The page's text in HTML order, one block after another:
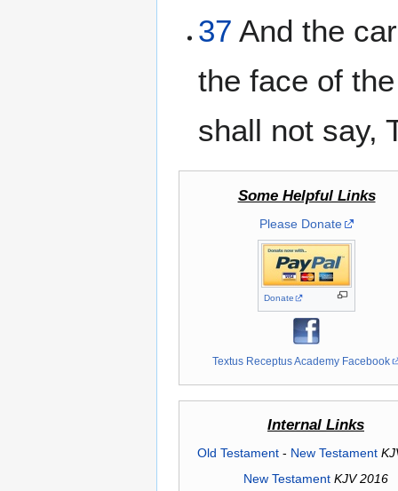
37 And the
the face of
shall not say,
Some Helpful Links
Please Donate
Donate
Textus Receptus Academy Facebook
Internal Links
Old Testament- New Testament
New Testament KJV 2016